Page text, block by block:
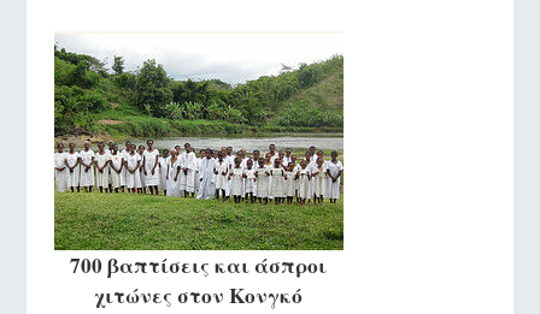
700 βαπτίσεις και άσπροι
χιτώνες στον Κονγκό